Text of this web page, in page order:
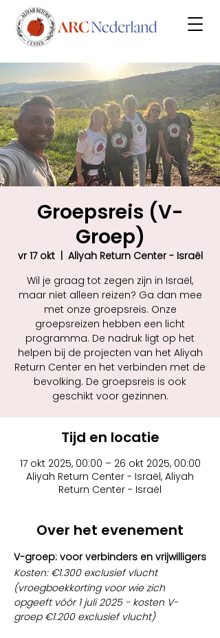
Groepsreis (V-
Groep)
vr 17 okt
  |
Aliyah Return Center - Israël
Wil je graag tot zegen zijn in Israël,
maar niet alleen reizen? Ga dan mee
met onze groepsreis. Onze
groepsreizen hebben een licht
programma. De nadruk ligt op het
helpen bij de projecten van het Aliyah
Return Center en het verbinden met de
bevolking. De groepsreis is ook
geschikt voor gezinnen.
Tijd en locatie
17 okt 2025, 00:00 – 26 okt 2025, 00:00
Aliyah Return Center - Israël, Aliyah
Return Center - Israël
Over het evenement
V-groep: voor verbinders en vrijwilligers
Kosten: €1.300 exclusief vlucht
(vroegboekkorting voor wie zich
opgeeft vóór 1 juli 2025 - kosten V-
groep €1.200 exclusief vlucht)